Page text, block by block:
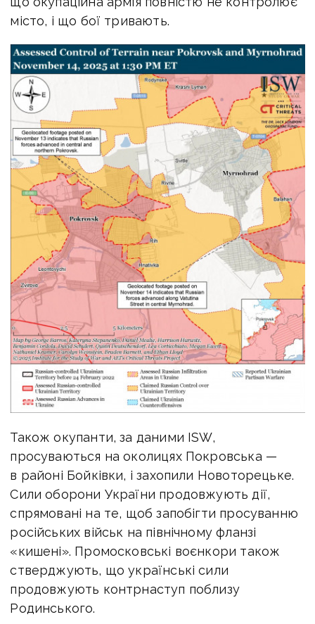
місто, і що бої тривають.
Також окупанти, за даними ISW,
просуваються на околицях Покровська —
в районі Бойківки, і захопили Новоторецьке.
Сили оборони України продовжують дії,
спрямовані на те, щоб запобігти просуванню
російських військ на північному фланзі
«кишені». Промосковські воєнкори також
стверджують, що українські сили
продовжують контрнаступ поблизу
Родинського.